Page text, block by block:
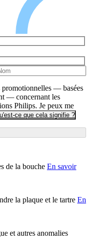
promotionnelles — basées
— concernant les
Philips. Je peux me
ce que cela signifie ?
de la bouche En savoir
la plaque et le tartre En
et autres anomalies